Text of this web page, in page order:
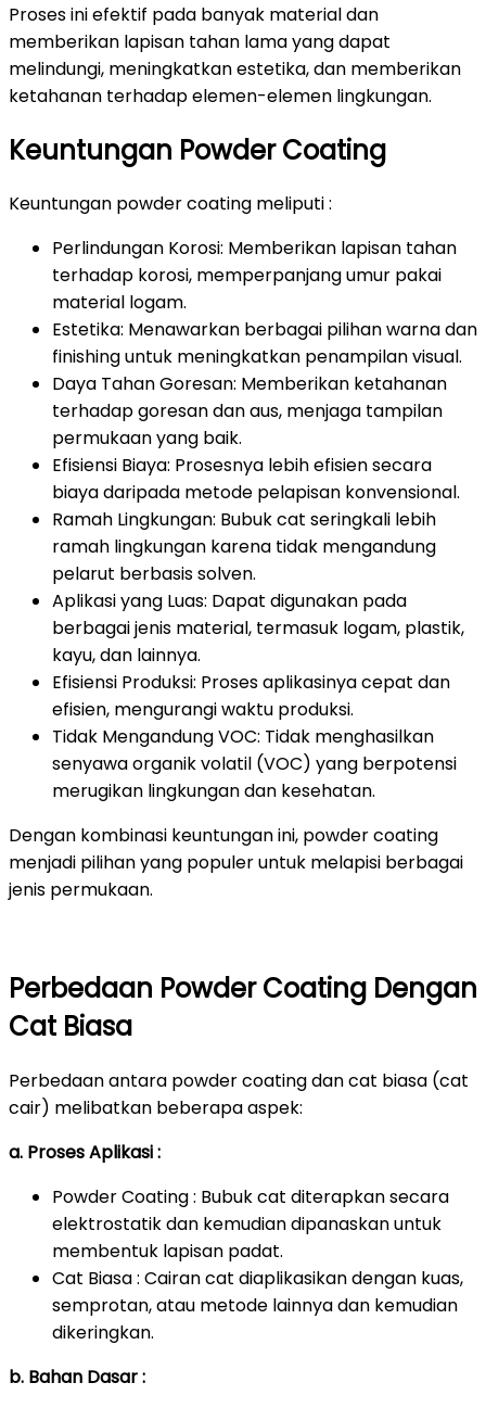
Proses ini efektif pada banyak material dan
memberikan lapisan tahan lama yang dapat
melindungi, meningkatkan estetika, dan memberikan
ketahanan terhadap elemen-elemen lingkungan.
Keuntungan Powder Coating
Keuntungan powder coating meliputi :
Perlindungan Korosi: Memberikan lapisan tahan
terhadap korosi, memperpanjang umur pakai
material logam.
Estetika: Menawarkan berbagai pilihan warna dan
finishing untuk meningkatkan penampilan visual.
Daya Tahan Goresan: Memberikan ketahanan
terhadap goresan dan aus, menjaga tampilan
permukaan yang baik.
Efisiensi Biaya: Prosesnya lebih efisien secara
biaya daripada metode pelapisan konvensional.
Ramah Lingkungan: Bubuk cat seringkali lebih
ramah lingkungan karena tidak mengandung
pelarut berbasis solven.
Aplikasi yang Luas: Dapat digunakan pada
berbagai jenis material, termasuk logam, plastik,
kayu, dan lainnya.
Efisiensi Produksi: Proses aplikasinya cepat dan
efisien, mengurangi waktu produksi.
Tidak Mengandung VOC: Tidak menghasilkan
senyawa organik volatil (VOC) yang berpotensi
merugikan lingkungan dan kesehatan.
Dengan kombinasi keuntungan ini, powder coating
menjadi pilihan yang populer untuk melapisi berbagai
jenis permukaan.
Perbedaan Powder Coating Dengan
Cat Biasa
Perbedaan antara powder coating dan cat biasa (cat
cair) melibatkan beberapa aspek:
a. Proses Aplikasi :
Powder Coating : Bubuk cat diterapkan secara
elektrostatik dan kemudian dipanaskan untuk
membentuk lapisan padat.
Cat Biasa : Cairan cat diaplikasikan dengan kuas,
semprotan, atau metode lainnya dan kemudian
dikeringkan.
b. Bahan Dasar :